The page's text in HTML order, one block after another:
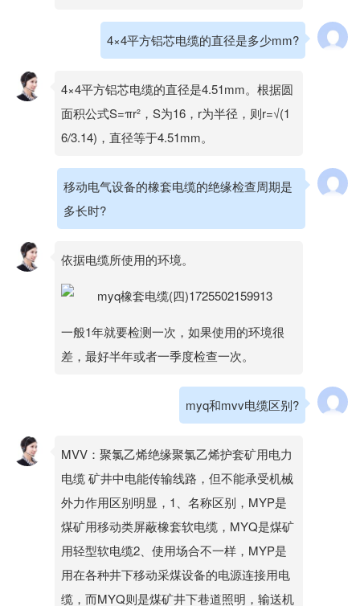
4×4平方铝芯电缆的直径是多少mm?
4×4平方铝芯电缆的直径是4.51mm。根据圆
面积公式S=πr²，S为16，r为半径，则r=√(1
6/3.14)，直径等于4.51mm。
移动电气设备的橡套电缆的绝缘检查周期是
多长时?
依据电缆所使用的环境。
一般1年就要检测一次，如果使用的环境很
差，最好半年或者一季度检查一次。
myq和mvv电缆区别?
MVV：聚氯乙烯绝缘聚氯乙烯护套矿用电力
电缆 矿井中电能传输线路，但不能承受机械
外力作用区别明显，1、名称区别，MYP是
煤矿用移动类屏蔽橡套软电缆，MYQ是煤矿
用轻型软电缆2、使用场合不一样，MYP是
用在各种井下移动采煤设备的电源连接用电
缆，而MYQ则是煤矿井下巷道照明，输送机